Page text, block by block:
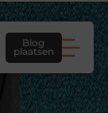
Blog
plaatsen